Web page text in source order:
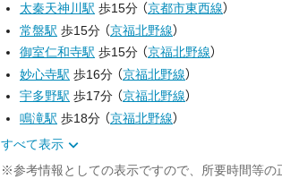
太秦天神川駅 歩15分 （京都市東西線）
常盤駅 歩15分 （京福北野線）
御室仁和寺駅 歩15分 （京福北野線）
妙心寺駅 歩16分 （京福北野線）
宇多野駅 歩17分 （京福北野線）
鳴滝駅 歩18分 （京福北野線）
すべて表示
※参考情報としての表示ですので、所要時間等の